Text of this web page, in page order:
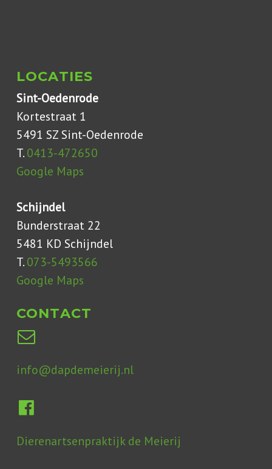
LOCATIES
Sint-Oedenrode
Kortestraat 1
5491 SZ Sint-Oedenrode
T. 0413-472650
Google Maps
Schijndel
Bunderstraat 22
5481 KD Schijndel
T. 073-5493566
Google Maps
CONTACT
info@dapdemeierij.nl
Dierenartsenpraktijk de Meierij